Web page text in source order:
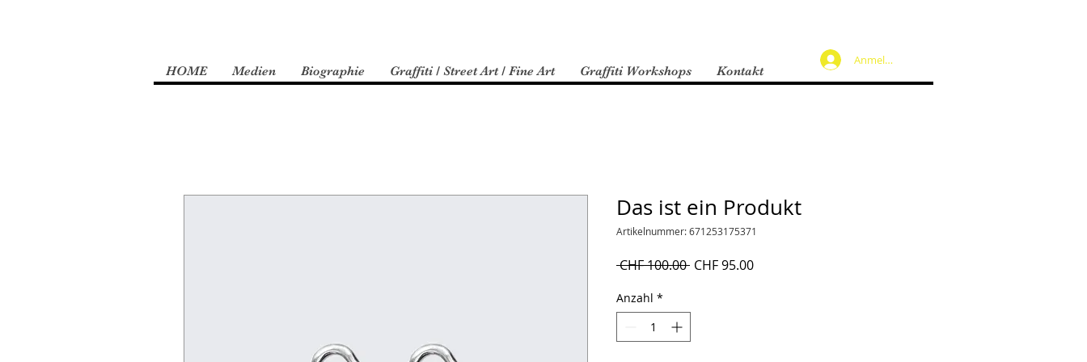
Anmelden
HOME Medien Biographie Graffiti / Street Art / Fine Art Graffiti Workshops Kontakt
Das ist ein Produkt
Artikelnummer: 671253175371
CHF 100.00 Standardpreis
CHF 95.00Sale-
Anzahl *